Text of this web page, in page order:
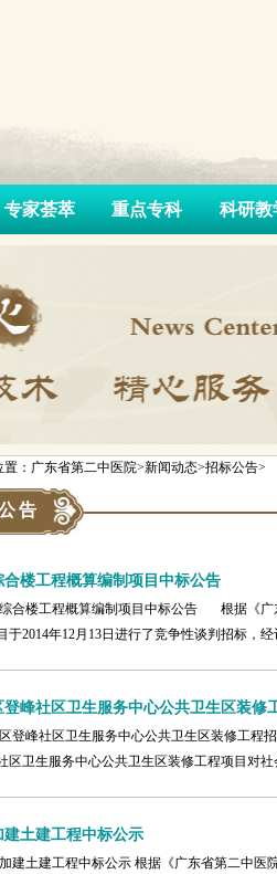
专家荟萃 重点专科 科研教
：广东省第二中医院>新闻动态>招标公告>
告
合楼工程概算编制项目中标公告
合楼工程概算编制项目中标公告 根据《广
于2014年12月13日进行了竞争性谈判招标，
登峰社区卫生服务中心公共卫生区装修
登峰社区卫生服务中心公共卫生区装修工程
区卫生服务中心公共卫生区装修工程项目对
建土建工程中标公示
建土建工程中标公示 根据《广东省第二中医